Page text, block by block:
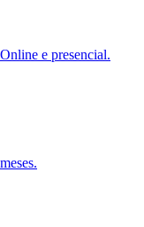
e presencial.